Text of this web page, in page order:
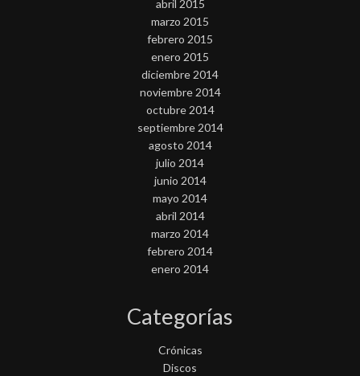
abril 2015
marzo 2015
febrero 2015
enero 2015
diciembre 2014
noviembre 2014
octubre 2014
septiembre 2014
agosto 2014
julio 2014
junio 2014
mayo 2014
abril 2014
marzo 2014
febrero 2014
enero 2014
Categorías
Crónicas
Discos